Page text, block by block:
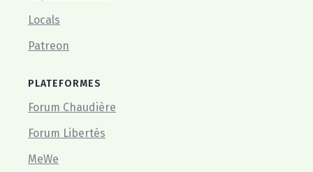
Locals
Patreon
PLATEFORMES
Forum Chaudière
Forum Libertés
MeWe